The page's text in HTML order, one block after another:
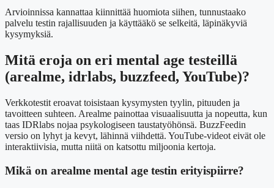
Arvioinnissa kannattaa kiinnittää huomiota siihen, tunnustaako
palvelu testin rajallisuuden ja käyttääkö se selkeitä, läpinäkyviä
kysymyksiä.
Mitä eroja on eri mental age testeillä
(arealme, idrlabs, buzzfeed, YouTube)?
Verkkotestit eroavat toisistaan kysymysten tyylin, pituuden ja
tavoitteen suhteen. Arealme painottaa visuaalisuutta ja nopeutta, kun
taas IDRlabs nojaa psykologiseen taustatyöhönsä. BuzzFeedin
versio on lyhyt ja kevyt, lähinnä viihdettä. YouTube-videot eivät ole
interaktiivisia, mutta niitä on katsottu miljoonia kertoja.
Mikä on arealme mental age testin erityispiirre?